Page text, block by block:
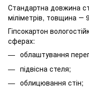
Стандартна довжина
міліметрів, товщина ―
Гіпсокартон
сферах:
облаштування
підвісна стеля;
облицювання стін;